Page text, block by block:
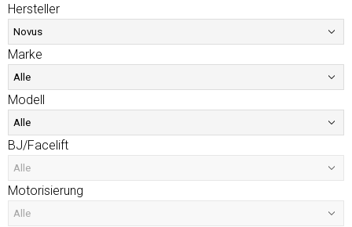
Hersteller
Marke
Modell
BJ/Facelift
Motorisierung